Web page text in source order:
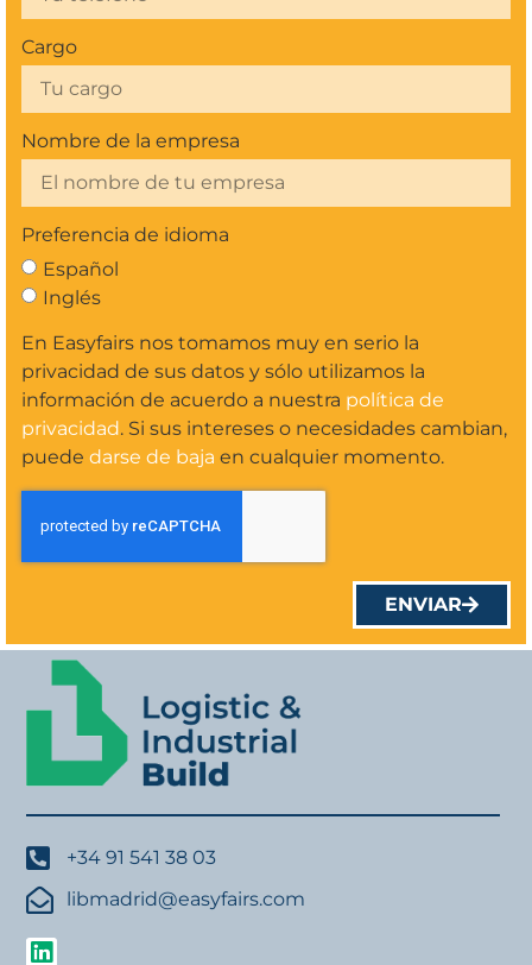
Cargo
Nombre de la empresa
Preferencia de idioma
Español
Inglés
En Easyfairs nos tomamos muy en serio la
privacidad de sus datos y sólo utilizamos la
información de acuerdo a nuestra política de
privacidad. Si sus intereses o necesidades cambian,
puededarse de baja en cualquier momento.
ENVIAR
+34 91 541 38 03
libmadrid@easyfairs.com